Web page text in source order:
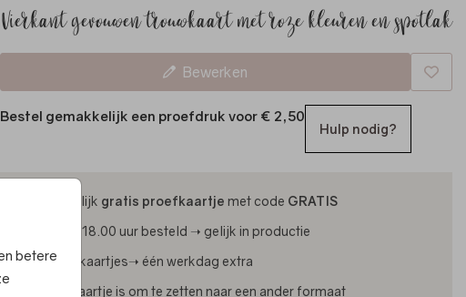
betere
Vierkant gevouwen trouwkaart met roze kleuren en spotlak
Bewerken
Bestel gemakkelijk een proefdruk voor € 2,50
Hulp nodig?
Tijdelijk gratis proefkaartje met code GRATIS
Voor 18.00 uur besteld ➝ gelijk in productie
Foliekaartjes➝ één werkdag extra
Elk kaartje is om te zetten naar een ander formaat